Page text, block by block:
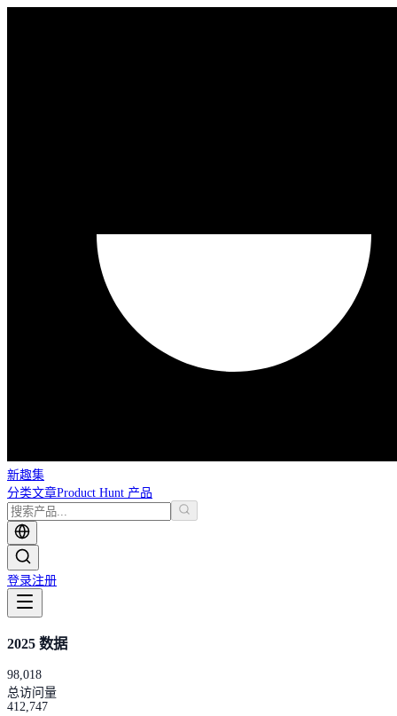
新趣集
分类文章Product Hunt 产品
登录注册
2025 数据
98,018
总访问量
412,747